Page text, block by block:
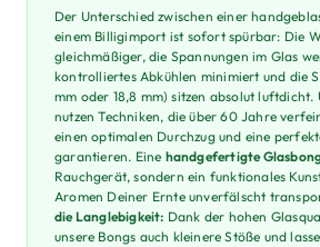
Der Unterschied zwischen einer
einem Billigimport ist sofort spürbar: Die
gleichmäßiger, die Spannungen im Glas
kontrolliertes Abkühlen minimiert und die
mm oder 18,8 mm) sitzen absolut luftdicht.
nutzen Techniken, die über 60 Jahre
einen optimalen Durchzug und eine
garantieren. Eine handgefertigte
Rauchgerät, sondern ein funktionales
Aromen Deiner Ernte unverfälscht
die Langlebigkeit: Dank der hohen
unsere Bongs auch kleinere Stöße und